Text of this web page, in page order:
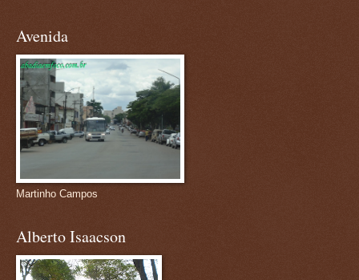
Avenida
Martinho Campos
Alberto Isaacson